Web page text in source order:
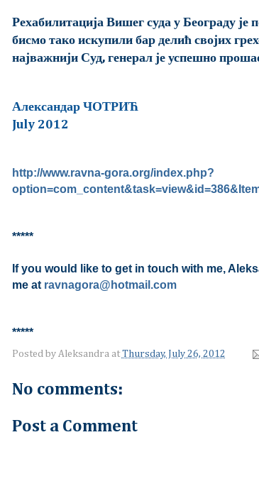
Рехабилитација Вишег суда у Београду је
бисмо тако искупили бар делић својих
најважнији Суд, генерал је успешно
Александар ЧОТРИЋ
July 2012
http://www.ravna-gora.org/index.php?
*****
If you would like to get in touch with me,
me at ravnagora@hotmail.com
*****
Posted by Aleksandra atThursday, July 26, 2012
No comments:
Post a Comment